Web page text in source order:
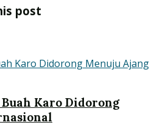
post
Karo Didorong